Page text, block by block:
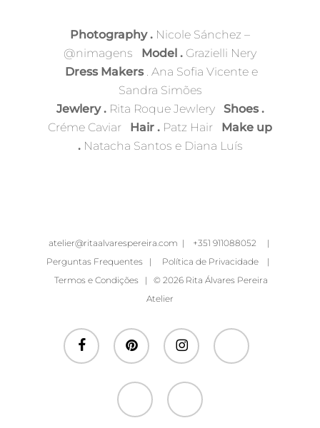
Photography . Nicole Sánchez –
@nimagens
Model . Grazielli Nery
Dress Makers . Ana Sofia Vicente e
Sandra Simões
Jewlery .Rita Roque Jewlery Shoes .
Créme Caviar
Hair . Patz Hair
Make up
.Natacha Santos e Diana Luís
atelier@ritaalvarespereira.com | +351 911088052 |
Perguntas Frequentes | Política de Privacidade |
Termos e Condições | © 2026 Rita Álvares Pereira
Atelier
facebook pinterest instagram whatsapp
phone email